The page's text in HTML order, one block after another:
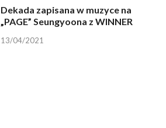
Dekada zapisana w muzyce na
„PAGE” Seungyoona z WINNER
13/04/2021